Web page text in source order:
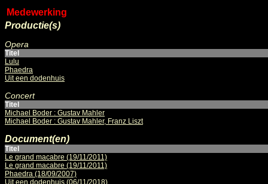
Medewerking
Productie(s)
Opera
Titel
Lulu
Phaedra
Uit een dodenhuis
Concert
Titel
Michael Boder : Gustav Mahler
Michael Boder : Gustav Mahler, Franz Liszt
Document(en)
Titel
Le grand macabre (19/11/2011)
Le grand macabre (19/11/2011)
Phaedra (18/09/2007)
Uit een dodenhuis (06/11/2018)